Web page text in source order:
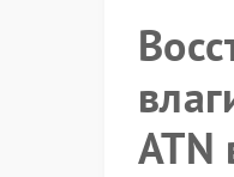
ATN